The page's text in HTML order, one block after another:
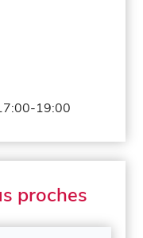
19:00
proches